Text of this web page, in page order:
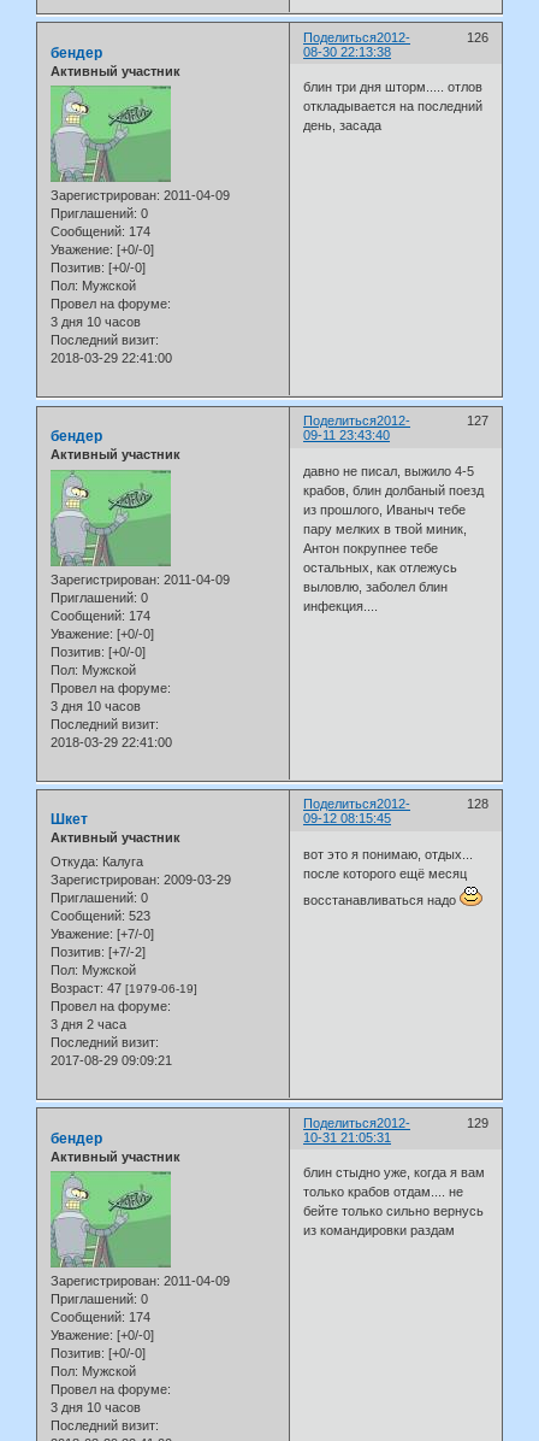
Поделиться 126
2012-
08-30 22:13:38
бендер
Активный участник
Зарегистрирован: 2011-04-09
Приглашений: 0
Сообщений: 174
Уважение: [+0/-0]
Позитив: [+0/-0]
Пол: Мужской
Провел на форуме:
3 дня 10 часов
Последний визит:
2018-03-29 22:41:00
блин три дня шторм..... отлов
откладывается на последний
день, засада
Поделиться 127
2012-
09-11 23:43:40
бендер
Активный участник
Зарегистрирован: 2011-04-09
Приглашений: 0
Сообщений: 174
Уважение: [+0/-0]
Позитив: [+0/-0]
Пол: Мужской
Провел на форуме:
3 дня 10 часов
Последний визит:
2018-03-29 22:41:00
давно не писал, выжило 4-5
крабов, блин долбаный поезд
из прошлого, Иваныч тебе
пару мелких в твой миник,
Антон покрупнее тебе
остальных, как отлежусь
выловлю, заболел блин
инфекция....
Поделиться 128
2012-
09-12 08:15:45
Шкет
Активный участник
Откуда: Калуга
Зарегистрирован: 2009-03-29
Приглашений: 0
Сообщений: 523
Уважение: [+7/-0]
Позитив: [+7/-2]
Пол: Мужской
Возраст: 47 [1979-06-19]
Провел на форуме:
3 дня 2 часа
Последний визит:
2017-08-29 09:09:21
вот это я понимаю, отдых...
после которого ещё месяц
восстанавливаться надо
Поделиться 129
2012-
10-31 21:05:31
бендер
Активный участник
Зарегистрирован: 2011-04-09
Приглашений: 0
Сообщений: 174
Уважение: [+0/-0]
Позитив: [+0/-0]
Пол: Мужской
Провел на форуме:
3 дня 10 часов
Последний визит:
блин стыдно уже, когда я вам
только крабов отдам.... не
бейте только сильно вернусь
из командировки раздам